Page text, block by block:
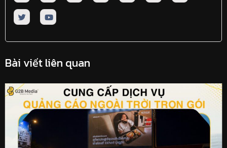
Bài viết liên quan